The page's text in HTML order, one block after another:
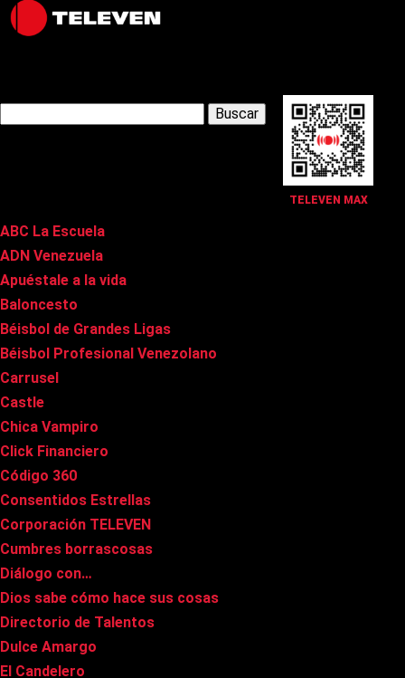
TELEVEN MAX
Latest Posts
ABC La Escuela
ADN Venezuela
Apuéstale a la vida
Baloncesto
Béisbol de Grandes Ligas
Béisbol Profesional Venezolano
Carrusel
Castle
Chica Vampiro
Click Financiero
Código 360
Consentidos Estrellas
Corporación TELEVEN
Cumbres borrascosas
Diálogo con…
Dios sabe cómo hace sus cosas
Directorio de Talentos
Dulce Amargo
El Candelero